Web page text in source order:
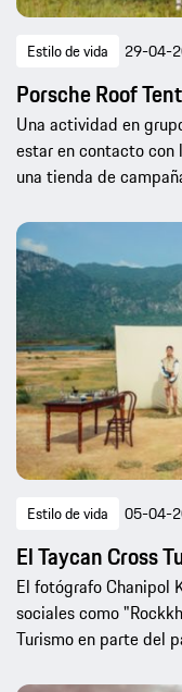
Estilo de vida 29-04-
Porsche Roof
Una actividad en
estar en contacto con
una tienda de
Estilo de vida 05-04-
El Taycan Cross
El fotógrafo Chanipol
sociales como
Turismo en parte del